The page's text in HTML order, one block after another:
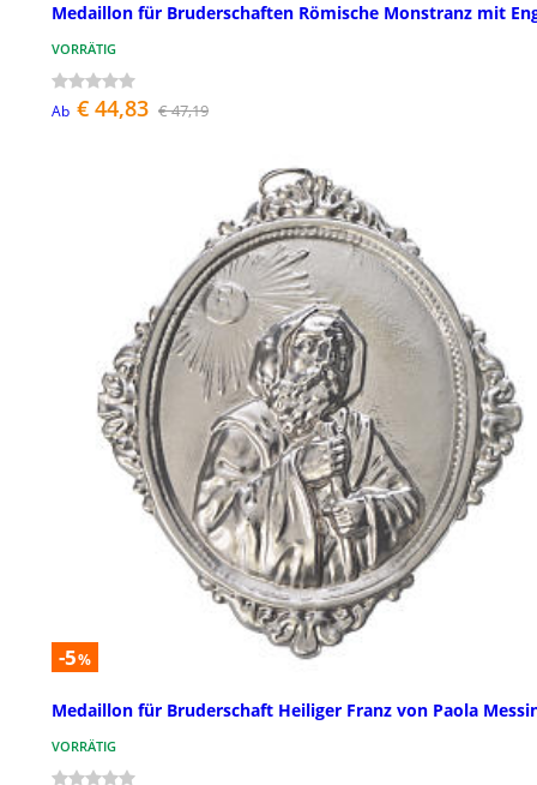
Medaillon für Bruderschaften Römische Monstranz mit
VORRÄTIG
Ab € 44,83 € 47,19
-5%
Medaillon für Bruderschaft Heiliger Franz von Paola
VORRÄTIG